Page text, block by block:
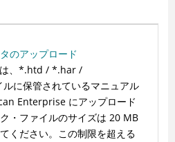
のアップロード
は、*.htd / *.har /
に保管されているマニュアル
Enterprise にアップロード
・ファイルのサイズは 20 MB
ください。この制限を超える